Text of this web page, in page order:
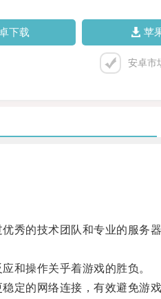
下载 苹
安卓市
的技术团队和专业的服务
操作关乎着游戏的胜负。
的网络连接，有效避免游戏